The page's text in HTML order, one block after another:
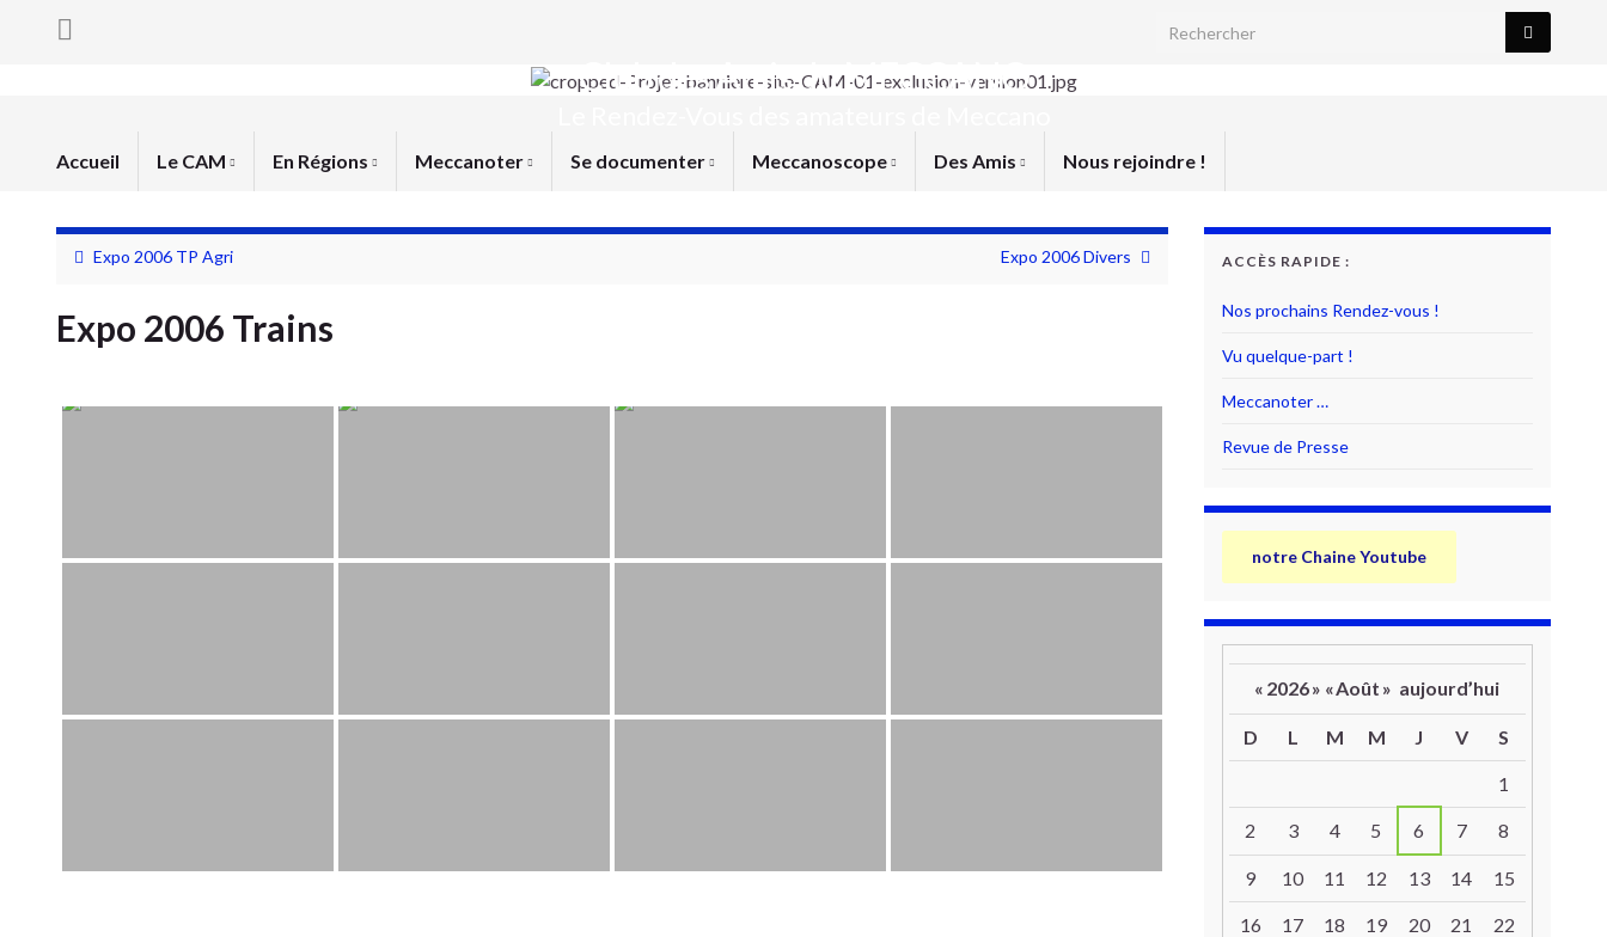
Search for:
Club des Amis du MECCANO
Accueil Le CAM En Régions Meccanoter Se documenter Meccanoscope Des Amis Nous rejoindre !
Expo 2006 TP Agri Expo 2006 Divers
Expo 2006 Trains
ACCÈS RAPIDE :
Nos prochains Rendez-vous !
Vu quelque-part !
Meccanoter …
Revue de Presse
notre Chaine Youtube
« 2026» «Août » aujourd’hui
D L M M J V S
1
2 3 4 5 6 7 8
9 10 11 12 13 14 15
16 17 18 19 20 21 22